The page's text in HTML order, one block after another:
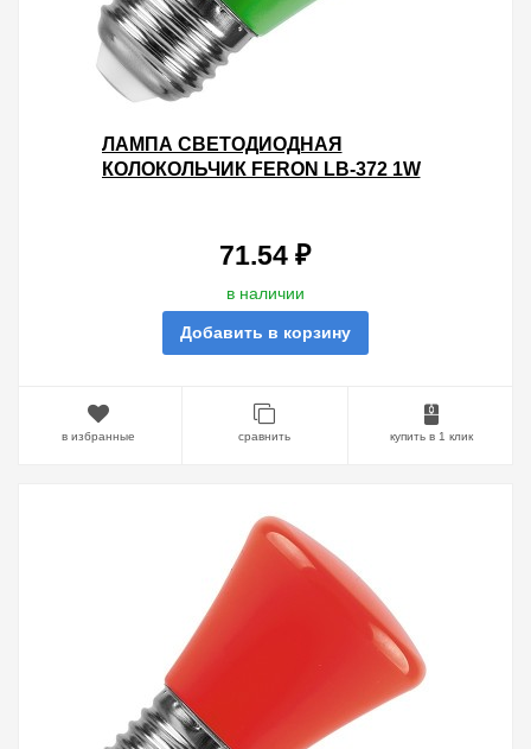
ЛАМПА СВЕТОДИОДНАЯ
КОЛОКОЛЬЧИК FERON LB-372 1W
71.54 ₽
в наличии
Добавить в корзину
в избранные сравнить купить в 1 клик